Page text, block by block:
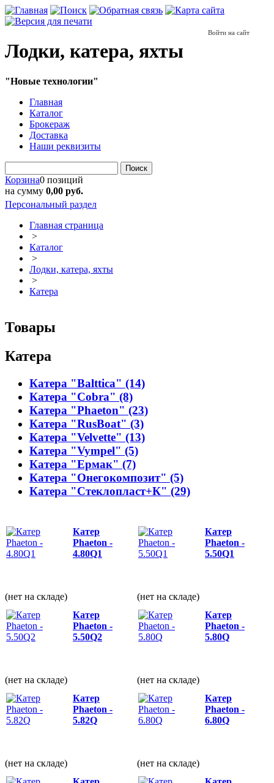
Войти на сайт
Лодки, катера, яхты
"Новые технологии"
Главная
Каталог
Брокераж
Доставка
Наши реквизиты
Поиск
Корзина0 позиций
на сумму 0,00 руб.
Персональный раздел
Главная страница
>
Каталог
>
Лодки, катера, яхты
>
Катера
Товары
Катера
Катера "Balttica" (14)
Катера "Cobra" (8)
Катера "Phaeton" (23)
Катера "RusBoat" (3)
Катера "Velvette" (13)
Катера "Vympel" (5)
Катера "Ермак" (7)
Катера "Онегокомпозит" (5)
Катера "Стеклопласт+К" (29)
Катер
Phaeton -
4.80Q1
(нет на складе)
Катер
Phaeton -
5.50Q1
(нет на складе)
Катер
Phaeton -
5.50Q2
(нет на складе)
Катер
Phaeton -
5.80Q
(нет на складе)
Катер
Phaeton -
5.82Q
(нет на складе)
Катер
Phaeton -
6.80Q
(нет на складе)